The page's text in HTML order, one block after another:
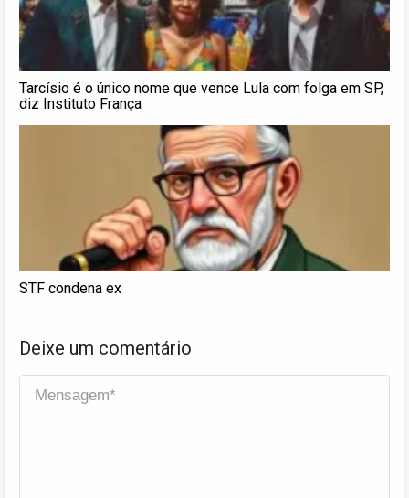
Tarcísio é o único nome que vence Lula com folga em SP,
diz Instituto França
STF condena ex
Deixe um comentário